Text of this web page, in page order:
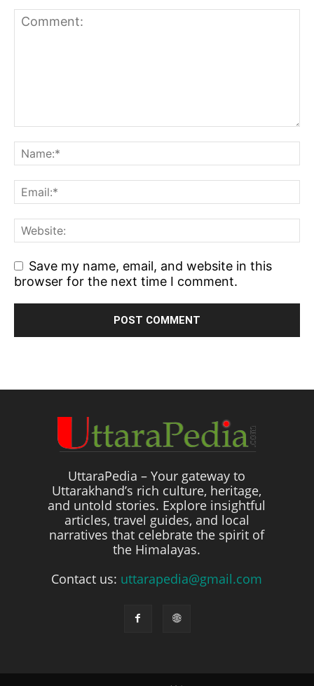
Save my name, email, and website in this
browser for the next time I comment.
UttaraPedia – Your gateway to
Uttarakhand’s rich culture, heritage,
and untold stories. Explore insightful
articles, travel guides, and local
narratives that celebrate the spirit of
the Himalayas.
Contact us: uttarapedia@gmail.com